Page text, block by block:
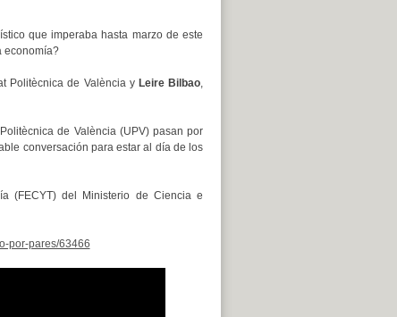
que imperaba hasta marzo de este
economía?
Politècnica de València y Leire Bilbao,
de València (UPV) pasan por
conversación para estar al día de los
(FECYT) del Ministerio de Ciencia e
por-pares/63466